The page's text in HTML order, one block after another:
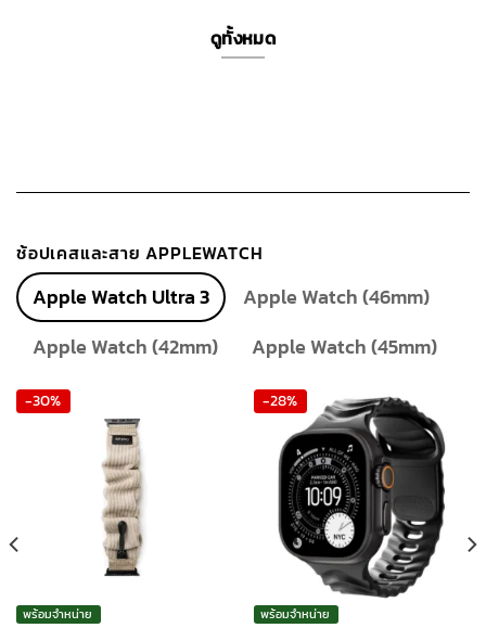
ดูทั้งหมด
ช้อปเคสและสาย APPLEWATCH
Apple Watch Ultra 3
Apple Watch (46mm)
Apple Watch (42mm)
Apple Watch (45mm)
-30%
พร้อมจำหน่าย
-28%
พร้อมจำหน่าย